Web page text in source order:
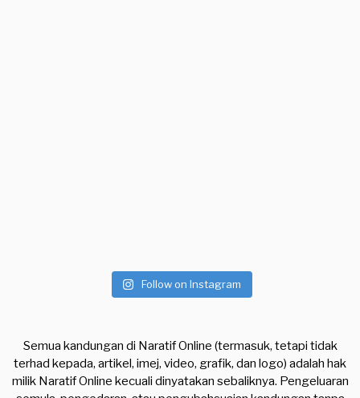
Follow on Instagram
Semua kandungan di Naratif Online (termasuk, tetapi tidak
terhad kepada, artikel, imej, video, grafik, dan logo) adalah hak
milik Naratif Online kecuali dinyatakan sebaliknya. Pengeluaran